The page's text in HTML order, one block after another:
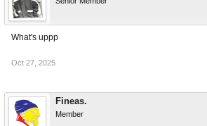
What's uppp
Oct 27, 2025
Fineas.
Member